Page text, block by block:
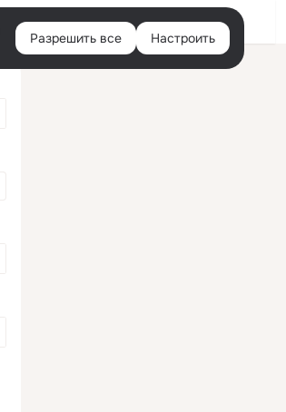
Войти
Разрешить все Настроить